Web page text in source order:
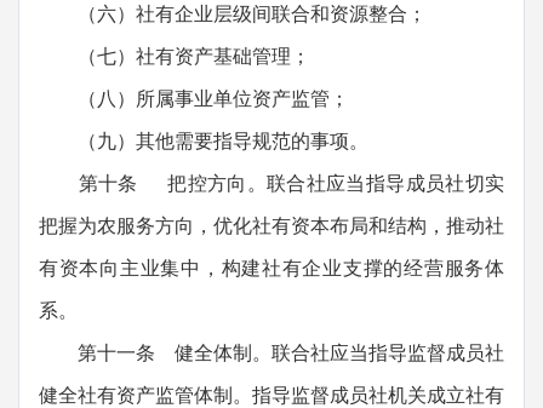
（六）社有企业层级间联合和资源整合；
（七）社有资产基础管理；
（八）所属事业单位资产监管；
（九）其他需要指导规范的事项。
第十条 把控方向。联合社应当指导成员社切实
把握为农服务方向，优化社有资本布局和结构，推动社
有资本向主业集中，构建社有企业支撑的经营服务体
系。
第十一条 健全体制。联合社应当指导监督成员社
健全社有资产监管体制。指导监督成员社机关成立社有